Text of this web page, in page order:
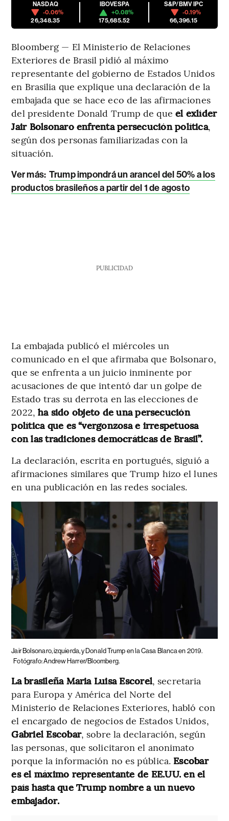
NASDAQ
-0.06%
26,348.35
IBOVESPA
+0.08%
175,685.52
S&P/BMV IPC
-0.19%
66,396.15
Bloomberg — El Ministerio de Relaciones
Exteriores de Brasil pidió al máximo
representante del gobierno de Estados Unidos
en Brasilia que explique una declaración de la
embajada que se hace eco de las afirmaciones
del presidente Donald Trump de que el exlíder
Jair Bolsonaro enfrenta persecución política,
según dos personas familiarizadas con la
situación.
Ver más: Trump impondrá un arancel del 50% a los
productos brasileños a partir del 1 de agosto
PUBLICIDAD
La embajada publicó el miércoles un
comunicado en el que afirmaba que Bolsonaro,
que se enfrenta a un juicio inminente por
acusaciones de que intentó dar un golpe de
Estado tras su derrota en las elecciones de
2022, ha sido objeto de una persecución
política que es “vergonzosa e irrespetuosa
con las tradiciones democráticas de Brasil”.
La declaración, escrita en portugués, siguió a
afirmaciones similares que Trump hizo el lunes
en una publicación en las redes sociales.
Jair Bolsonaro, izquierda, y Donald Trump en la Casa Blanca en 2019.
Fotógrafo: Andrew Harrer/Bloomberg.
La brasileña Maria Luisa Escorel, secretaria
para Europa y América del Norte del
Ministerio de Relaciones Exteriores, habló con
el encargado de negocios de Estados Unidos,
Gabriel Escobar, sobre la declaración, según
las personas, que solicitaron el anonimato
porque la información no es pública. Escobar
es el máximo representante de EE.UU. en el
país hasta que Trump nombre a un nuevo
embajador.